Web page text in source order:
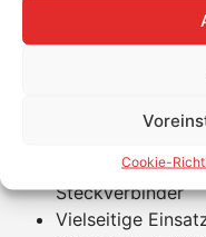
Cookie-
Geeignet für
Robuste
Hohe
Steckverbinder
Vielseitige